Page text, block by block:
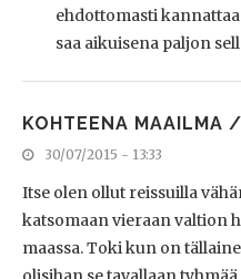
ehdottomasti
saa aikuisena paljon
KOHTEENA MAAILMA
30/07/2015 - 13:33
Itse olen ollut reissuilla
katsomaan vieraan valtion
maassa. Toki kun on